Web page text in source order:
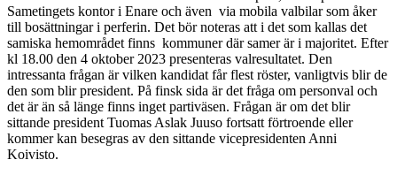
Sametingets kontor i Enare och även via mobila valbilar som åker
till bosättningar i perferin. Det bör noteras att i det som kallas det
samiska hemområdet finns kommuner där samer är i majoritet. Efter
kl 18.00 den 4 oktober 2023 presenteras valresultatet. Den
intressanta frågan är vilken kandidat får flest röster, vanligtvis blir de
den som blir president. På finsk sida är det fråga om personval och
det är än så länge finns inget partiväsen. Frågan är om det blir
sittande president Tuomas Aslak Juuso fortsatt förtroende eller
kommer kan besegras av den sittande vicepresidenten Anni
Koivisto.